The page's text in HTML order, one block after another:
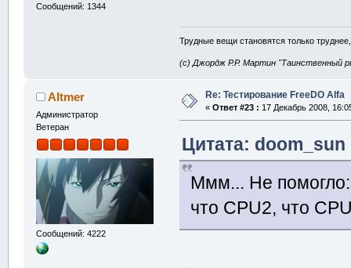
Сообщений: 1344
Трудные вещи становятся только
(с) Джордж Р.Р. Мартин "Таинственный
Altmer
Администратор
Ветеран
Сообщений: 4222
Re: Тестирование FreeDO Alfa
« Ответ #23 : 17 Декабрь 2008,
Цитата: doom_sun
Ммм... Не помогло:
что CPU2, что